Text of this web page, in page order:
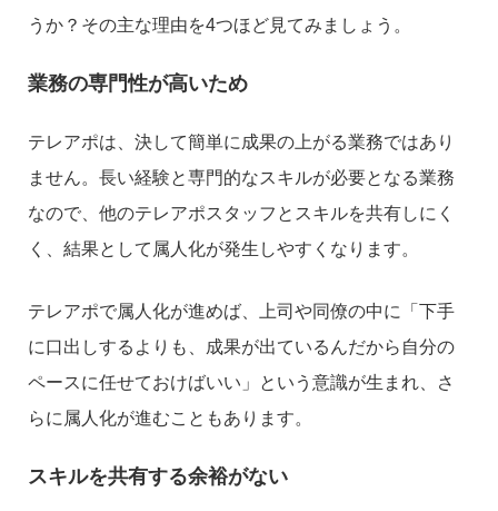
うか？その主な理由を4つほど見てみましょう。
業務の専門性が高いため
テレアポは、決して簡単に成果の上がる業務ではあり
ません。長い経験と専門的なスキルが必要となる業務
なので、他のテレアポスタッフとスキルを共有しにく
く、結果として属人化が発生しやすくなります。
テレアポで属人化が進めば、上司や同僚の中に「下手
に口出しするよりも、成果が出ているんだから自分の
ペースに任せておけばいい」という意識が生まれ、さ
らに属人化が進むこともあります。
スキルを共有する余裕がない